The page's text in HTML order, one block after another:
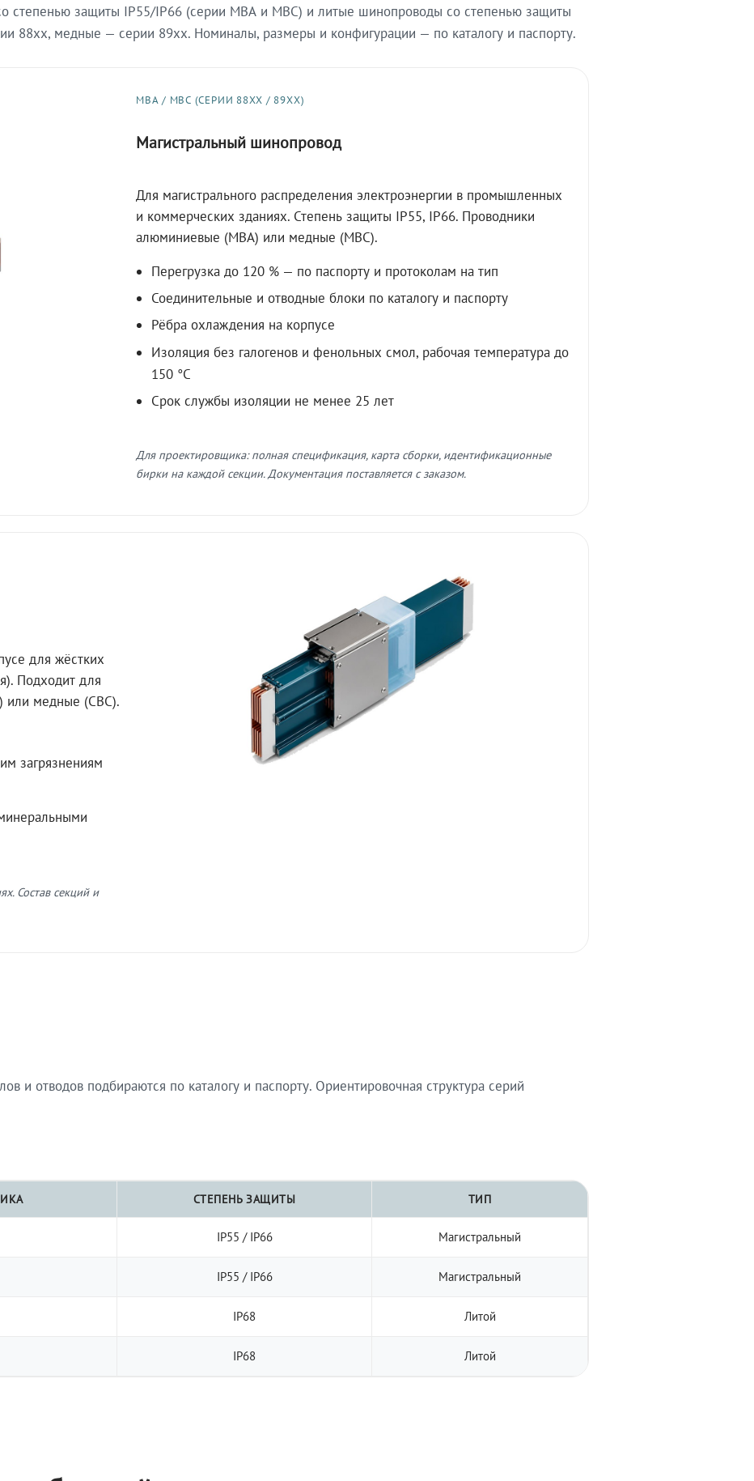
степенью защиты IP55/IP66 (серии МВА и МВС) и литые шинопроводы со степенью защиты
88xx, медные — серии 89xx. Номиналы, размеры и конфигурации — по каталогу и паспорту.
МВА / МВС (СЕРИИ 88XX / 89XX)
Магистральный шинопровод
Для магистрального распределения электроэнергии в промышленных
и коммерческих зданиях. Степень защиты IP55, IP66. Проводники
алюминиевые (МВА) или медные (МВС).
Перегрузка до 120 % — по паспорту и протоколам на тип
Соединительные и отводные блоки по каталогу и паспорту
Рёбра охлаждения на корпусе
Изоляция без галогенов и фенольных смол, рабочая температура до
150 °C
Срок службы изоляции не менее 25 лет
Для проектировщика: полная спецификация, карта сборки, идентификационные
бирки на каждой секции. Документация поставляется с заказом.
для жёстких
Подходит для
или медные (СВС).
загрязнениям
Состав секций и
и отводов подбираются по каталогу и паспорту. Ориентировочная структура серий
СТЕПЕНЬ ЗАЩИТЫ ТИП
IP55 / IP66 Магистральный
IP55 / IP66 Магистральный
IP68 Литой
IP68 Литой